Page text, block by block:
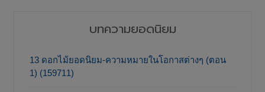
บทความยอดนิยม
13 ดอกไม้ยอดนิยม-ความหมายในโอกาสต่างๆ (ตอน
1) (159711)